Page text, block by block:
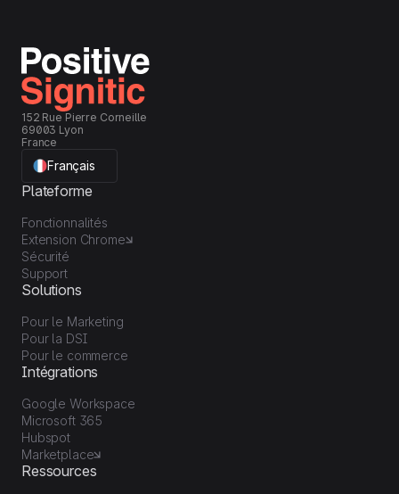
152 Rue Pierre Corneille
69003 Lyon
France
Français
Plateforme
Fonctionnalités
Extension Chrome
Sécurité
Support
Solutions
Pour le Marketing
Pour la DSI
Pour le commerce
Intégrations
Google Workspace
Microsoft 365
Hubspot
Marketplace
Ressources